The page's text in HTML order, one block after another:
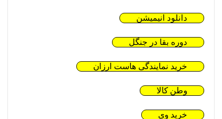
دانلود انیمیشن
دوره بقا در جنگل
خرید نمایندگی هاست ارزان
وطن کالا
خرید وی